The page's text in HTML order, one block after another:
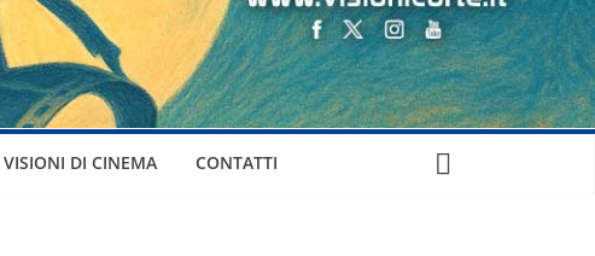
VISIONI DI CINEMA CONTATTI